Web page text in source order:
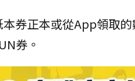
券正本或從App領取
券。